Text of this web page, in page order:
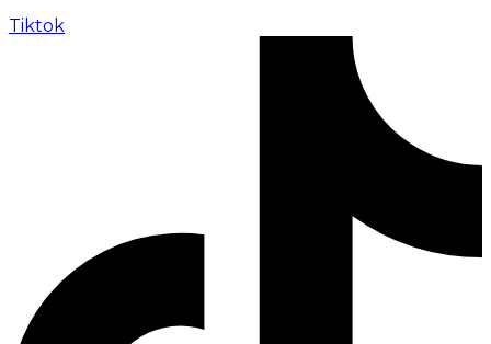
Tiktok